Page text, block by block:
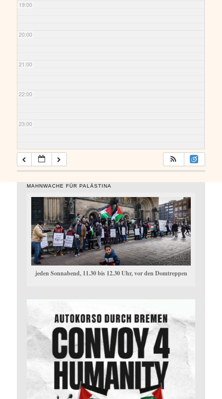
19:00
20:00
21:00
22:00
23:00
MAHNWACHE FÜR PALÄSTINA
jeden Sonnabend, 11.30 bis 12.30 Uhr, vor den Domtreppen